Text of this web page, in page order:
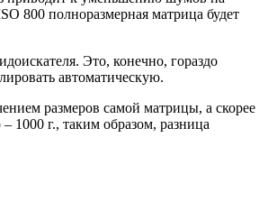
800 полноразмерная матрица будет
Это, конечно, гораздо
автоматическую.
размеров самой матрицы, а скорее
1000 г., таким образом, разница